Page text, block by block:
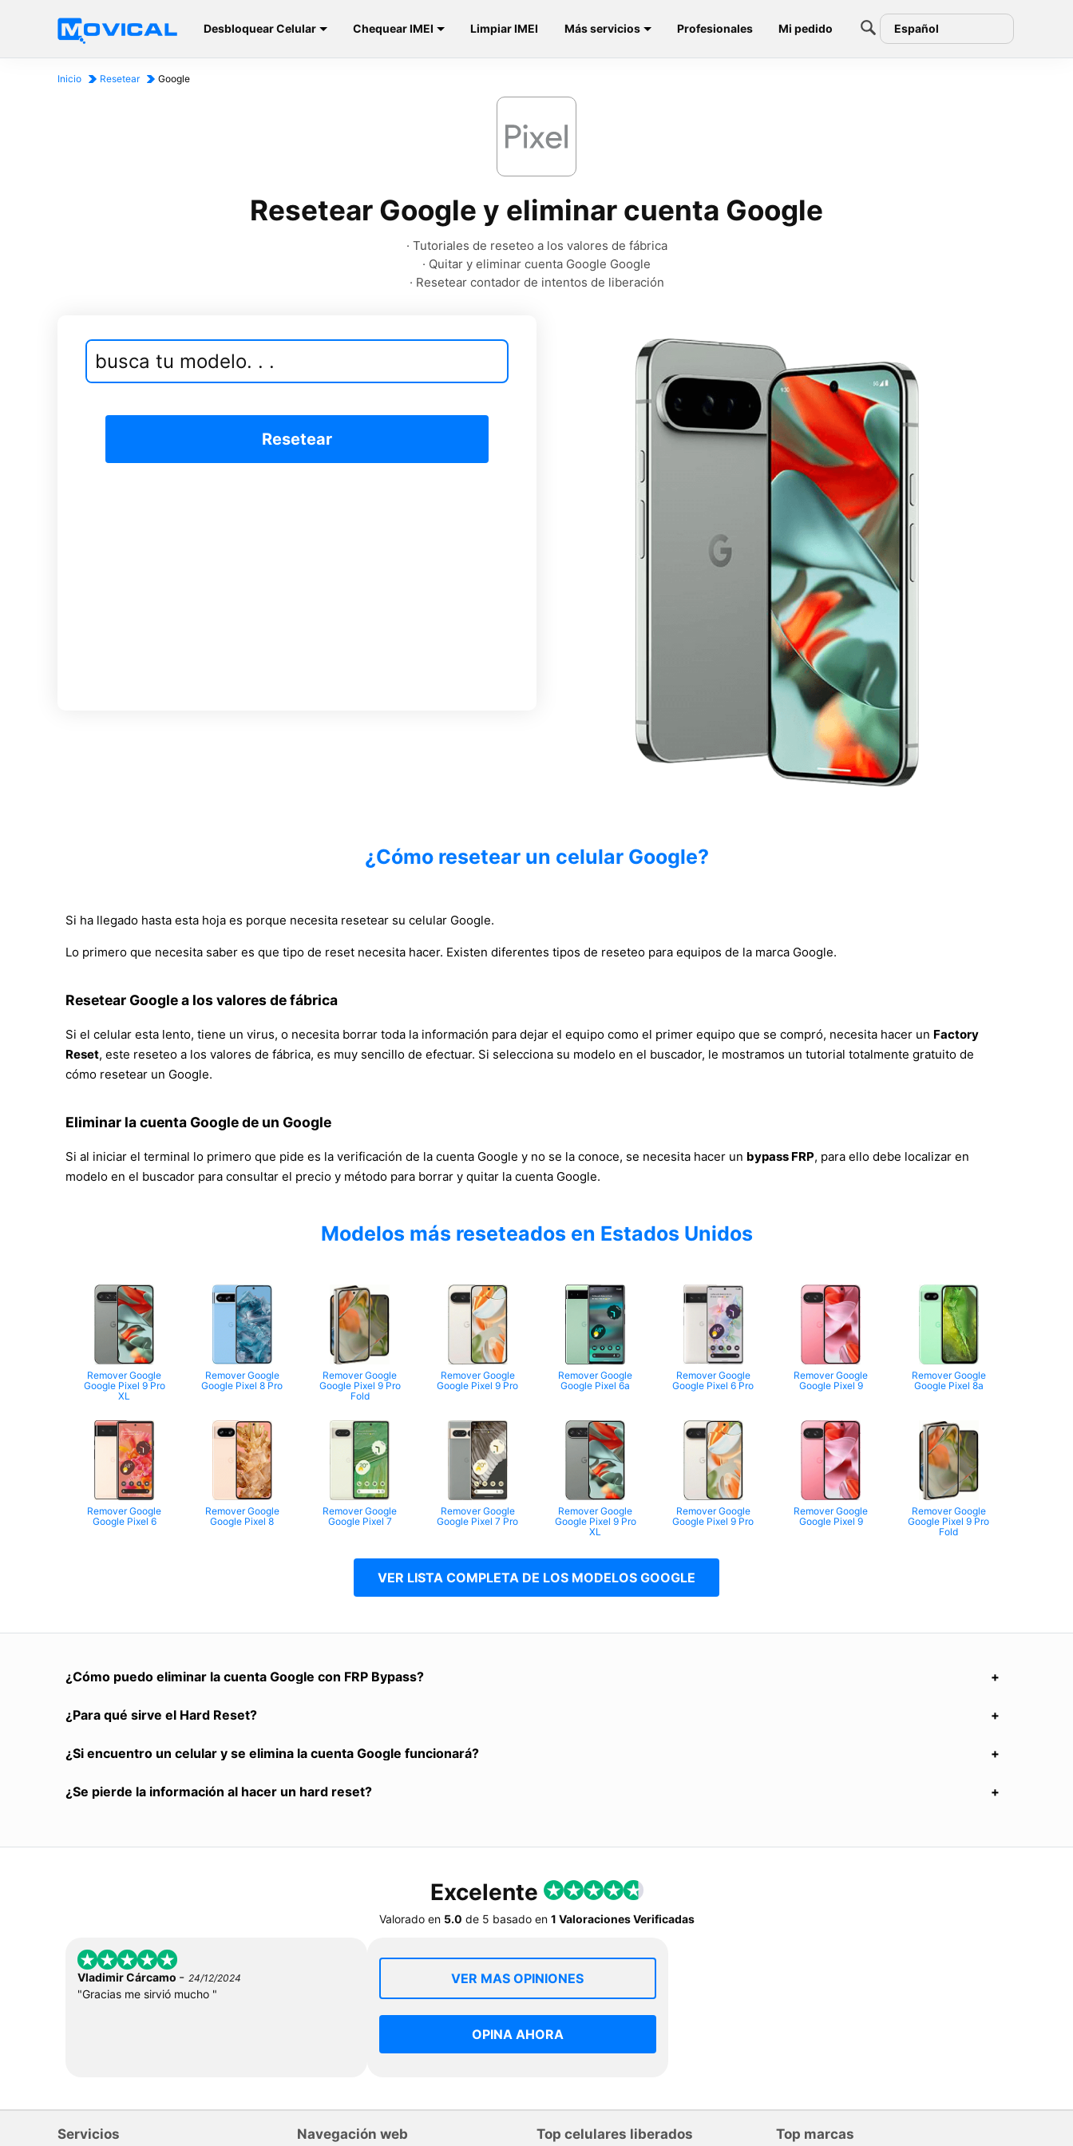
Desbloquear Celular Chequear IMEI Limpiar IMEI Más servicios Profesionales Mi pedido Español
Inicio Resetear Google
Resetear Google y eliminar cuenta Google
· Tutoriales de reseteo a los valores de fábrica
· Quitar y eliminar cuenta Google Google
· Resetear contador de intentos de liberación
Resetear
¿Cómo resetear un celular Google?
Si ha llegado hasta esta hoja es porque necesita resetear su celular Google.
Lo primero que necesita saber es que tipo de reset necesita hacer. Existen diferentes tipos de reseteo para equipos de la marca Google.
Resetear Google a los valores de fábrica
Si el celular esta lento, tiene un virus, o necesita borrar toda la información para dejar el equipo como el primer equipo que se compró, necesita hacer un Factory
Reset, este reseteo a los valores de fábrica, es muy sencillo de efectuar. Si selecciona su modelo en el buscador, le mostramos un tutorial totalmente gratuito de
cómo resetear un Google.
Eliminar la cuenta Google de un Google
Si al iniciar el terminal lo primero que pide es la verificación de la cuenta Google y no se la conoce, se necesita hacer un bypass FRP, para ello debe localizar en
modelo en el buscador para consultar el precio y método para borrar y quitar la cuenta Google.
Modelos más reseteados en Estados Unidos
Remover Google
Google Pixel 9 Pro
XL
Remover Google
Google Pixel 8 Pro
Remover Google
Google Pixel 9 Pro
Fold
Remover Google
Google Pixel 9 Pro
Remover Google
Google Pixel 6a
Remover Google
Google Pixel 6 Pro
Remover Google
Google Pixel 9
Remover Google
Google Pixel 8a
Remover Google
Google Pixel 6
Remover Google
Google Pixel 8
Remover Google
Google Pixel 7
Remover Google
Google Pixel 7 Pro
Remover Google
Google Pixel 9 Pro
XL
Remover Google
Google Pixel 9 Pro
Remover Google
Google Pixel 9
Remover Google
Google Pixel 9 Pro
Fold
VER LISTA COMPLETA DE LOS MODELOS GOOGLE
¿Cómo puedo eliminar la cuenta Google con FRP Bypass?
¿Para qué sirve el Hard Reset?
¿Si encuentro un celular y se elimina la cuenta Google funcionará?
¿Se pierde la información al hacer un hard reset?
Excelente
Valorado en 5.0 de 5 basado en 1 Valoraciones Verificadas
Vladimir Cárcamo - 24/12/2024
"Gracias me sirvió mucho "
VER MAS OPINIONES
OPINA AHORA
Servicios Navegación web Top celulares liberados Top marcas